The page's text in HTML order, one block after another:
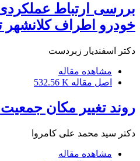
بررسی ارتباط
خودرو اطراف کلانشهر
دکتر اسفندیار زبردست
مشاهده مقاله
اصل مقاله 532.56 K
روند تغییر مکان
دکتر سید محمد علی کامروا
مشاهده مقاله